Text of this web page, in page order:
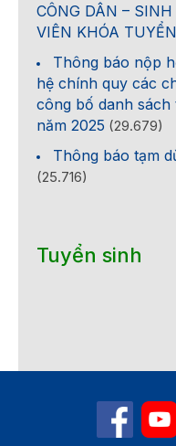
CÔNG DÂN –
VIÊN KHÓA
Thông báo nộp
hệ chính quy các
công bố danh sách
năm 2025 (29.679)
Thông báo tạm
(25.716)
Tuyển sinh